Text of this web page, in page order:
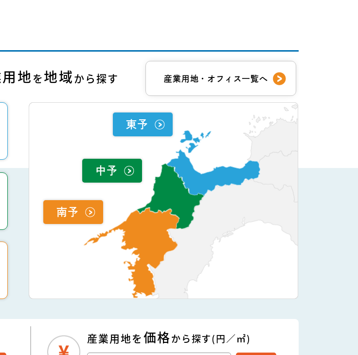
地 を地域から探す
東予
中予
南予
産業用地を価格から探す(円／㎡)
産業用地・オフィス一覧へ